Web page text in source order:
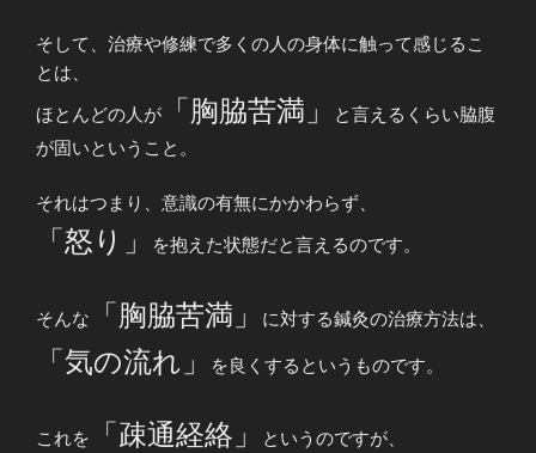
そして、治療や修練で多くの人の身体に触って感じるこ
とは、
ほとんどの人が 「胸脇苦満」
と言えるくらい脇腹
が固いということ。
それはつまり、意識の有無にかかわらず、
「怒り」 を抱えた状態だと言えるのです。
そんな 「胸脇苦満」 に対する鍼灸の治療方法は、
「気の流れ」 を良くするというものです。
これを 「疎通経絡」 というのですが、